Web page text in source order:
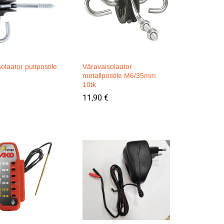
puitpostile
Väravaisolaator
metallpostile M6/35mm
10tk
11,90 €
11,90 €